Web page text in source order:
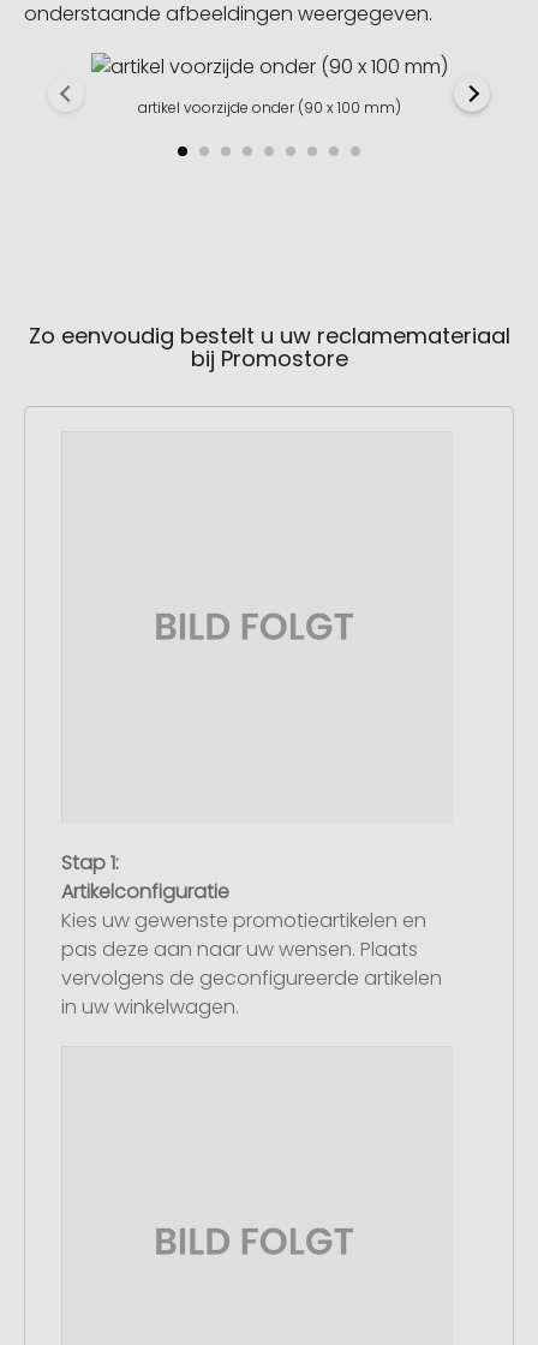
onderstaande afbeeldingen weergegeven.
artikel voorzijde onder (90 x 100 mm)
Zo eenvoudig bestelt u uw reclamemateriaal
bij Promostore
Stap 1:
Artikelconfiguratie
Kies uw gewenste promotieartikelen en
pas deze aan naar uw wensen. Plaats
vervolgens de geconfigureerde artikelen
in uw winkelwagen.